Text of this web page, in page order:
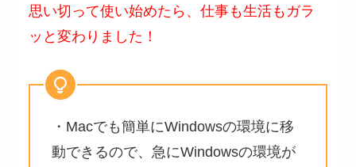
思い切って使い始めたら、仕事も生活もガラ
ッと変わりました！
・Macでも簡単にWindowsの環境に移
動できるので、急にWindowsの環境が